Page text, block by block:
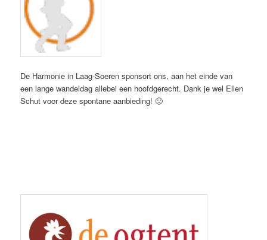
De Harmonie in Laag-Soeren sponsort ons, aan het einde van
een lange wandeldag allebei een hoofdgerecht. Dank je wel Ellen
Schut voor deze spontane aanbieding! 🙂